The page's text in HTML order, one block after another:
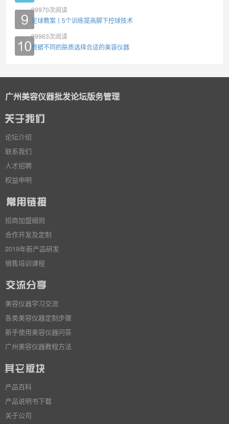
99970次阅读
足球教案丨5个训练提高脚下控球技术
99963次阅读
根据不同的肤质选择合适的美容仪器
广州美容仪器批发论坛版务管理
论坛介绍
联系我们
人才招聘
权益申明
招商加盟细则
合作开发及定制
2019年新产品研发
销售培训课程
美容仪器学习交流
各类美容仪器定制步骤
新手使用美容仪器问答
广州美容仪器教程方法
产品百科
产品说明书下载
关于公司